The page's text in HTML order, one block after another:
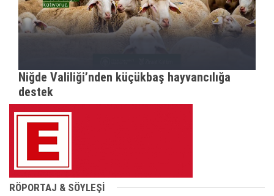
Niğde Valiliği’nden küçükbaş hayvancılığa
destek
RÖPORTAJ & SÖYLEŞİ